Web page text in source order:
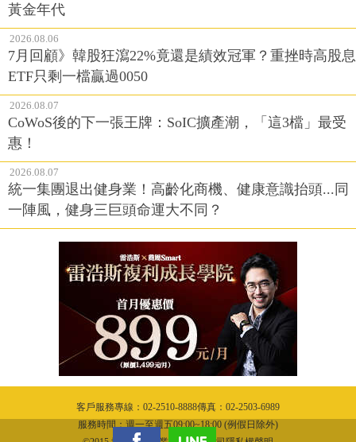
黃金年代
2026.08.06
7月回顧》韓股狂瀉22%竟還是績效冠軍？重挫時高股息
ETF只剩一檔贏過0050
2026.08.07
CoWoS後的下一張王牌：SoIC擴產潮，「這3檔」最受
惠！
2026.08.07
統一集團退出健身業！高齡化商機、健康意識抬頭...同
一陣風，健身三巨頭命運大不同？
客戶服務專線：02-2510-8888傳真：02-2503-6989
服務時間：週一至週五09:00~18:00 (例假日除外)